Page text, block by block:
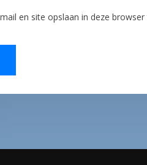
en site opslaan in deze